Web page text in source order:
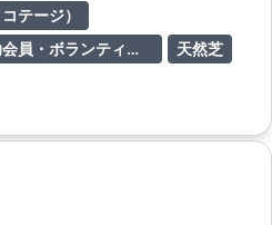
テージ）
NPO法人アルマの里親・賛助会員・ボランティア等の関係者専用、または事前予約・承認制。一般のドッグランとしての自由利用はできない可能性が高い。
天然芝